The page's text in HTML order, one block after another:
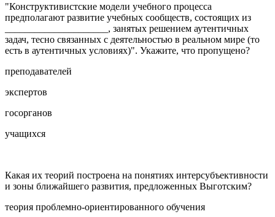
"Конструктивистские модели учебного процесса
предполагают развитие учебных сообществ, состоящих из
_____________________, занятых решением аутентичных
задач, тесно связанных с деятельностью в реальном мире (то
есть в аутентичных условиях)". Укажите, что пропущено?
преподавателей
экспертов
госорганов
учащихся
Какая их теорий построена на понятиях интерсубъективности
и зоны ближайшего развития, предложенных Выготским?
теория проблемно-ориентированного обучения